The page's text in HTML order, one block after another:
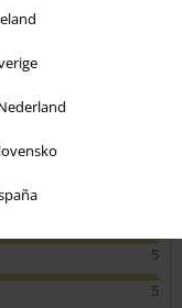
5
5